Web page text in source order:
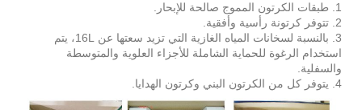
1. طبقات الكرتون المموج صالحة للإبحار.
2. تتوفر كرتونة رأسية وأفقية.
3. بالنسبة لسخانات المياه الغازية التي تزيد سعتها عن 16L، يتم
استخدام الرغوة للحماية الشاملة للأجزاء العلوية والمتوسطة
والسفلية.
4. يتوفر كل من الكرتون البني وكرتون الهدايا.